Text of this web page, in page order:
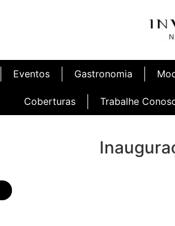
Eventos Gastronomia
Coberturas Trabalhe